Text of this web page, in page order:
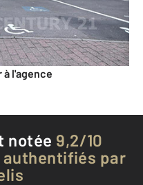
message
à l'agence
notée 9,2/10
authentifiés par